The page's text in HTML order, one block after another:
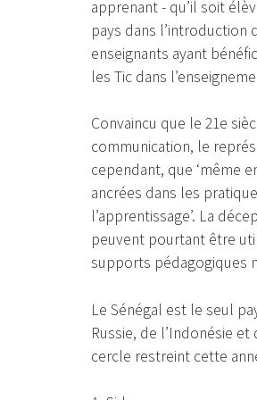
apprenant - qu’il soit
pays dans l’introduction
enseignants ayant
les Tic dans
Convaincu que le 21e
communication, le
cependant, que ‘même
ancrées dans les
l’apprentissage’. La
peuvent pourtant être
supports pédagogiques
Le Sénégal est le seul
Russie, de l’Indonésie
cercle restreint cette